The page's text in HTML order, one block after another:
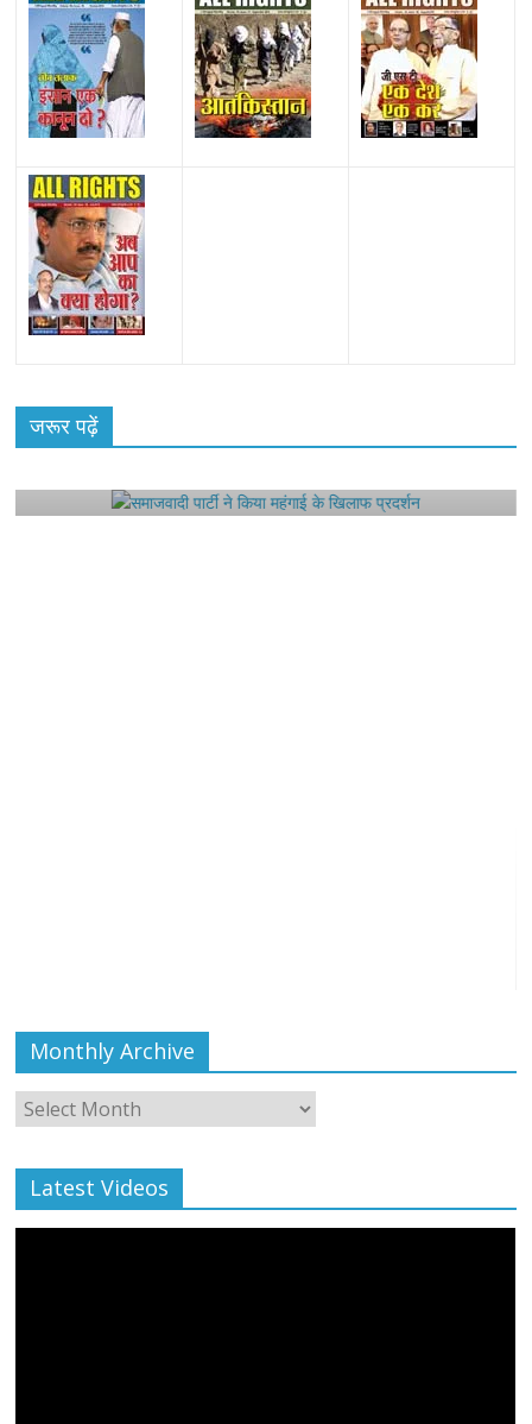
जरूर पढ़ें
राजनीतिक
समाजवादी पार्टी ने किया महंगाई के खिलाफ प्रदर्शन
Monthly Archive
Monthly
Archive
Latest Videos